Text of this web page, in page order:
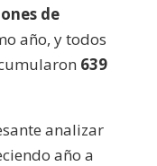
de
año, y todos
639
analizar
año a